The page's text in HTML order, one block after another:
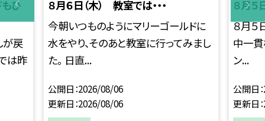
ひ
が戻
は昨
８月６日（木） 教室では・・・
今朝いつものようにマリーゴールドに
水をやり、そのあと教室に行ってみまし
た。 日直...
公開日 2026/08/06
更新日 2026/08/06
８月５
８月５
中一貫
ン...
公開日
更新日